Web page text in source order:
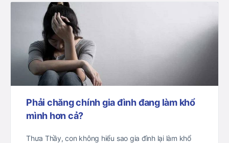
Phải chăng chính gia đình đang làm khổ
mình hơn cả?
Thưa Thầy, con không hiểu sao gia đình lại làm khổ